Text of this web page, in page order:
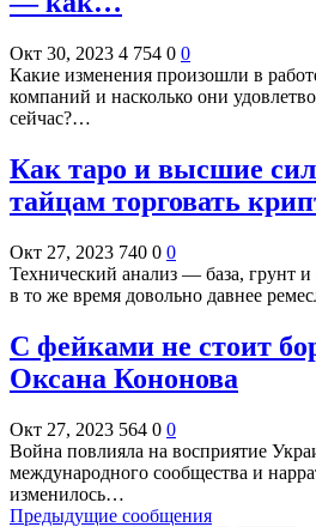
Окт 30, 2023 4 754 0 0
Какие изменения произошли в
компаний и насколько они
сейчас?…
Как таро и высшие
тайцам торговать
Окт 27, 2023 740 0 0
Технический анализ — база, грунт
в то же время довольно давнее
С фейками не стоит
Оксана Кононова
Окт 27, 2023 564 0 0
Война повлияла на восприятие
международного сообщества и
изменилось…
Предыдущие сообщения